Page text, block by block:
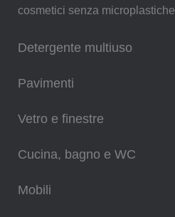
cosmetici senza microplastiche
Detergente multiuso
Pavimenti
Vetro e finestre
Cucina, bagno e WC
Mobili